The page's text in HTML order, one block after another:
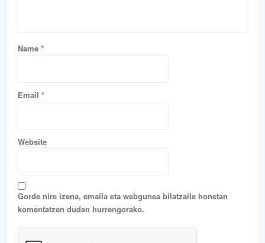
Name *
Email *
Website
Gorde nire izena, emaila eta webgunea bilatzaile honetan
komentatzen dudan hurrengorako.